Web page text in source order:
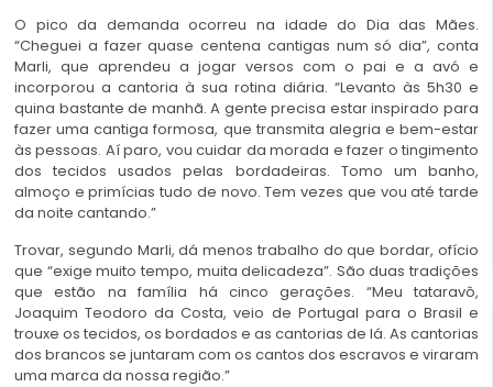
O pico da demanda ocorreu na idade do Dia das Mães.
“Cheguei a fazer quase centena cantigas num só dia”, conta
Marli, que aprendeu a jogar versos com o pai e a avó e
incorporou a cantoria à sua rotina diária. “Levanto às 5h30 e
quina bastante de manhã. A gente precisa estar inspirado para
fazer uma cantiga formosa, que transmita alegria e bem-estar
às pessoas. Aí paro, vou cuidar da morada e fazer o tingimento
dos tecidos usados pelas bordadeiras. Tomo um banho,
almoço e primícias tudo de novo. Tem vezes que vou até tarde
da noite cantando.”
Trovar, segundo Marli, dá menos trabalho do que bordar, ofício
que “exige muito tempo, muita delicadeza”. São duas tradições
que estão na família há cinco gerações. “Meu tataravô,
Joaquim Teodoro da Costa, veio de Portugal para o Brasil e
trouxe os tecidos, os bordados e as cantorias de lá. As cantorias
dos brancos se juntaram com os cantos dos escravos e viraram
uma marca da nossa região.”